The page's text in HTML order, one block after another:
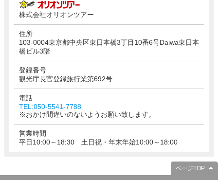
株式会社オリオンツアー
住所
103-0004東京都中央区東日本橋3丁目10番6号Daiwa東日本
橋ビル3階
登録番号
観光庁長官登録旅行業第692号
電話
TEL:050-5541-7788
※おかけ間違いのないようお願い致します。
営業時間
平日10:00～18:30 土日祝・年末年始10:00～18:00
ページTOP